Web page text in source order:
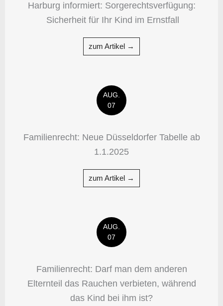
Harburg informiert: Sorgerechtsverfügung:
Sicherheit für Ihr Kind im Ernstfall
zum Artikel →
AUG.
07
Familienrecht: Neue Düsseldorfer Tabelle ab
1.1.2025
zum Artikel →
AUG.
07
Familienrecht: Darf man dem anderen
Elternteil das Rauchen verbieten, während
das Kind bei ihm ist?